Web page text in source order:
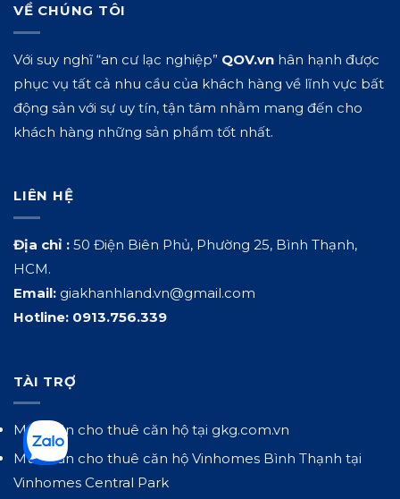
VỀ CHÚNG TÔI
Với suy nghĩ “an cư lạc nghiệp” QOV.vn hân hạnh được
phục vụ tất cả nhu cầu của khách hàng về lĩnh vực bất
động sản với sự uy tín, tận tâm nhằm mang đến cho
khách hàng những sản phẩm tốt nhất.
LIÊN HỆ
Địa chỉ : 50 Điện Biên Phủ, Phường 25, Bình Thạnh,
HCM.
Email: giakhanhland.vn@gmail.com
Hotline: 0913.756.339
TÀI TRỢ
Mua bán cho thuê căn hộ tại gkg.com.vn
Mua bán cho thuê căn hộ Vinhomes Bình Thạnh tại
Vinhomes Central Park